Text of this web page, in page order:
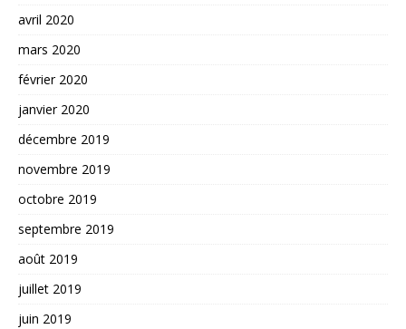
avril 2020
mars 2020
février 2020
janvier 2020
décembre 2019
novembre 2019
octobre 2019
septembre 2019
août 2019
juillet 2019
juin 2019